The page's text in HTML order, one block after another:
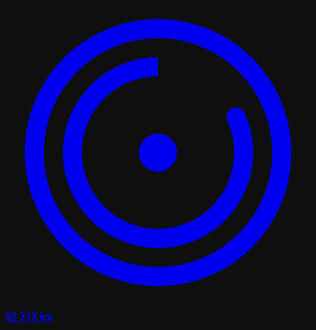
92 313 km